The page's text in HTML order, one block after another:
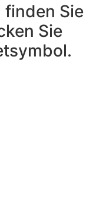
Sie
Sie